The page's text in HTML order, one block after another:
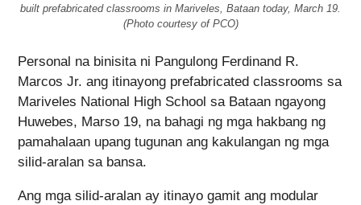
built prefabricated classrooms in Mariveles, Bataan today, March 19.
(Photo courtesy of PCO)
Personal na binisita ni Pangulong Ferdinand R.
Marcos Jr. ang itinayong prefabricated classrooms sa
Mariveles National High School sa Bataan ngayong
Huwebes, Marso 19, na bahagi ng mga hakbang ng
pamahalaan upang tugunan ang kakulangan ng mga
silid-aralan sa bansa.
Ang mga silid-aralan ay itinayo gamit ang modular